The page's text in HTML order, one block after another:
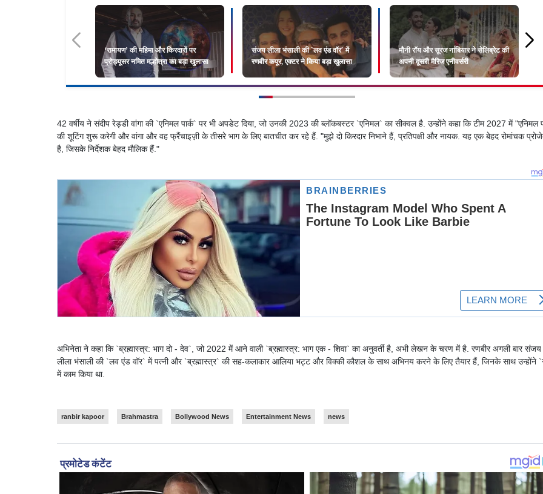
‘रामायण’ की महिमा और किरदारों पर
प्रोड्यूसर नमित मल्होत्रा का बड़ा खुलासा
संजय लीला भंसाली की `लव एंड वॉर` में
रणबीर कपूर, एक्टर ने किया बड़ा खुलासा
मौनी रॉय और सूरज नांबियार ने सेलिब्रेट की
अपनी दूसरी मैरिज एनीवर्सरी
42 वर्षीय ने संदीप रेड्डी वांगा की `एनिमल पार्क` पर भी अपडेट दिया, जो उनकी 2023 की ब्लॉकबस्टर `एनिमल` का सीक्वल है. उन्होंने कहा कि टीम 2027 में "एनिमल
की शूटिंग शुरू करेगी और वांगा और वह फ्रैंचाइज़ी के तीसरे भाग के लिए बातचीत कर रहे हैं. "मुझे दो किरदार निभाने हैं, प्रतिपक्षी और नायक. यह एक बेहद रोमांचक
है, जिसके निर्देशक बेहद मौलिक हैं."
अभिनेता ने कहा कि `ब्रह्मास्त्र: भाग दो - देव`, जो 2022 में आने वाली `ब्रह्मास्त्र: भाग एक - शिवा` का अनुवर्ती है, अभी लेखन के चरण में है. रणबीर अगली बार संजय
लीला भंसाली की `लव एंड वॉर` में पत्नी और `ब्रह्मास्त्र` की सह-कलाकार आलिया भट्ट और विक्की कौशल के साथ अभिनय करने के लिए तैयार हैं, जिनके साथ उन्होंने
में काम किया था.
ranbir kapoor Brahmastra Bollywood News Entertainment News news